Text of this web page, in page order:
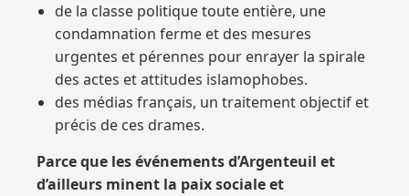
de la classe politique toute entière, une
condamnation ferme et des mesures
urgentes et pérennes pour enrayer la spirale
des actes et attitudes islamophobes.
des médias français, un traitement objectif et
précis de ces drames.
Parce que les événements d’Argenteuil et
d’ailleurs minent la paix sociale et